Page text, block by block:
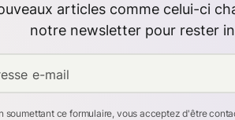
articles comme celui-ci
notre newsletter pour rester
e-mail
soumettant ce formulaire, vous acceptez d'être